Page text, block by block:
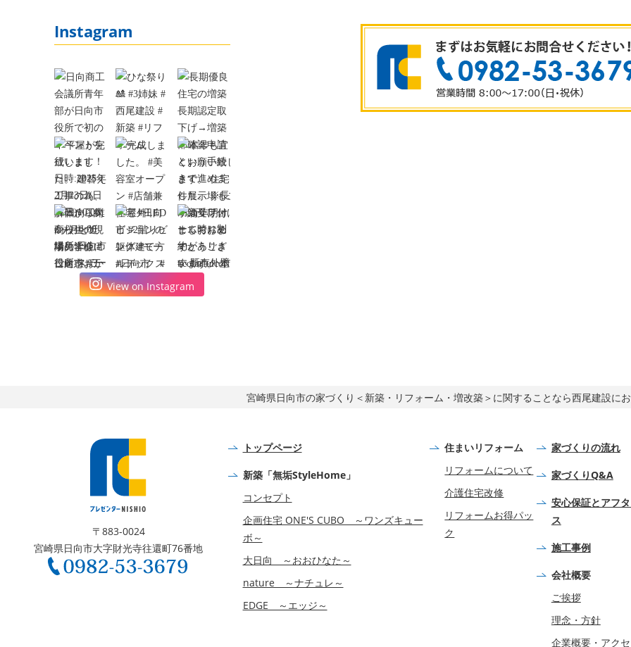
Instagram
View on Instagram
宮崎県日向市の家づくり＜新築・リフォーム・増改築＞に関することなら西尾建設に
〒883-0024
宮崎県日向市大字財光寺往還町76番地
トップページ
新築「無垢StyleHome」
コンセプト
企画住宅 ONE'S CUBO ～ワンズキュー
ボ～
大日向 ～おおひなた～
nature ～ナチュレ～
EDGE ～エッジ～
住まいリフォーム
リフォームについて
介護住宅改修
リフォームお得パッ
ク
家づくりの流れ
家づくりQ&A
安心保証とアフ
ス
施工事例
会社概要
ご挨拶
理念・方針
企業概要・アク